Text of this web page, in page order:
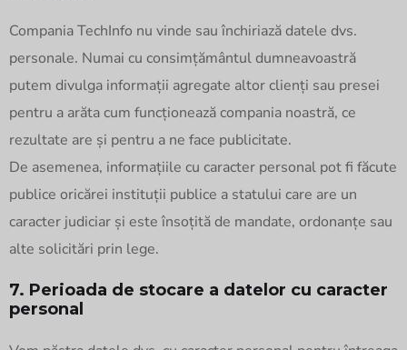
Compania TechInfo nu vinde sau închiriază datele dvs.
personale. Numai cu consimțământul dumneavoastră
putem divulga informații agregate altor clienți sau presei
pentru a arăta cum funcționează compania noastră, ce
rezultate are și pentru a ne face publicitate.
De asemenea, informațiile cu caracter personal pot fi făcute
publice oricărei instituții publice a statului care are un
caracter judiciar și este însoțită de mandate, ordonanțe sau
alte solicitări prin lege.
7. Perioada de stocare a datelor cu caracter
personal